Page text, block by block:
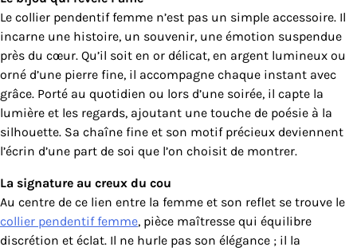
Le collier pendentif femme n’est pas un simple accessoire. Il
incarne une histoire, un souvenir, une émotion suspendue
près du cœur. Qu’il soit en or délicat, en argent lumineux ou
orné d’une pierre fine, il accompagne chaque instant avec
grâce. Porté au quotidien ou lors d’une soirée, il capte la
lumière et les regards, ajoutant une touche de poésie à la
silhouette. Sa chaîne fine et son motif précieux deviennent
l’écrin d’une part de soi que l’on choisit de montrer.
La signature au creux du cou
Au centre de ce lien entre la femme et son reflet se trouve le
collier pendentif femme, pièce maîtresse qui équilibre
discrétion et éclat. Il ne hurle pas son élégance ; il la